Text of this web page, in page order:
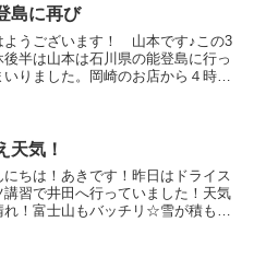
...島に再び
ようございます！ 山本です♪この3
後半は山本は石川県の能登島に行っ
いりました。岡崎のお店から４時間
っぷり、はい...
天気！
にちは！あきです！昨日はドライス
講習で井田へ行っていました！天気
れ！富士山もバッチリ☆雪が積もっ